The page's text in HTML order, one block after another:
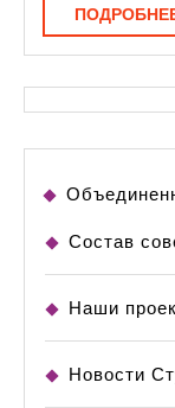
Состав
Наши
Новости